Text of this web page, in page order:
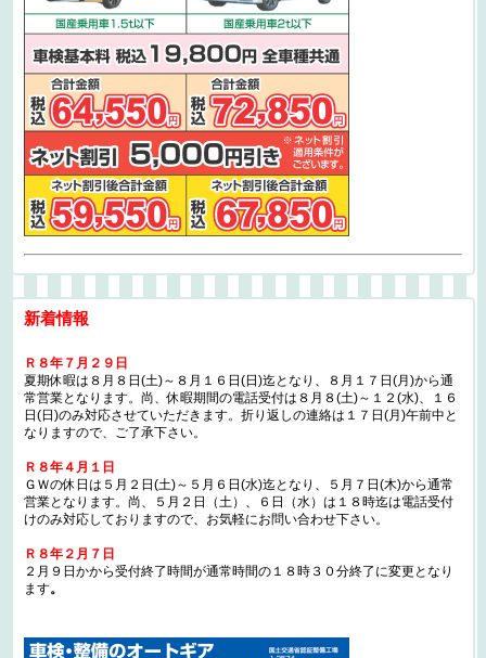
新着情報
Ｒ８年７月２９日
夏期休暇は８月８日(土)～８月１６日(日)迄となり、８月１７日(月)から通
常営業となります。尚、休暇期間の電話受付は８月８(土)～１２(水)、１６
日(日)のみ対応させていただきます。折り返しの連絡は１７日(月)午前中と
なりますので、ご了承下さい。
Ｒ８年４月１日
ＧＷの休日は５月２日(土)～５月６日(水)迄となり、５月７日(木)から通常
営業となります。尚、５月２日（土）、６日（水）は１８時迄は電話受付
けのみ対応しておりますので、お気軽にお問い合わせ下さい。
Ｒ８年２月７日
２月９日かから受付終了時間が通常時間の１８時３０分終了に変更となり
ます。